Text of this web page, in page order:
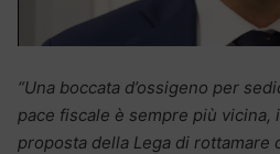
“Una boccata d’ossigeno per
pace fiscale è sempre più vicina,
proposta della Lega di rottamare